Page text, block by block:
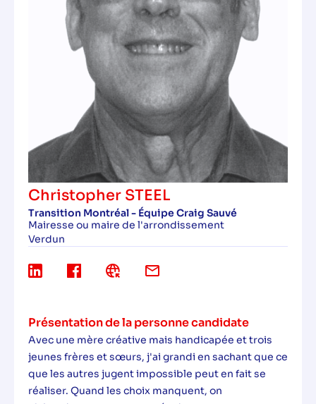
Christopher STEEL
Transition Montréal - Équipe Craig Sauvé
Mairesse ou maire de l'arrondissement
Verdun
Présentation de la personne candidate
Avec une mère créative mais handicapée et trois
jeunes frères et sœurs, j'ai grandi en sachant que ce
que les autres jugent impossible peut en fait se
réaliser. Quand les choix manquent, on